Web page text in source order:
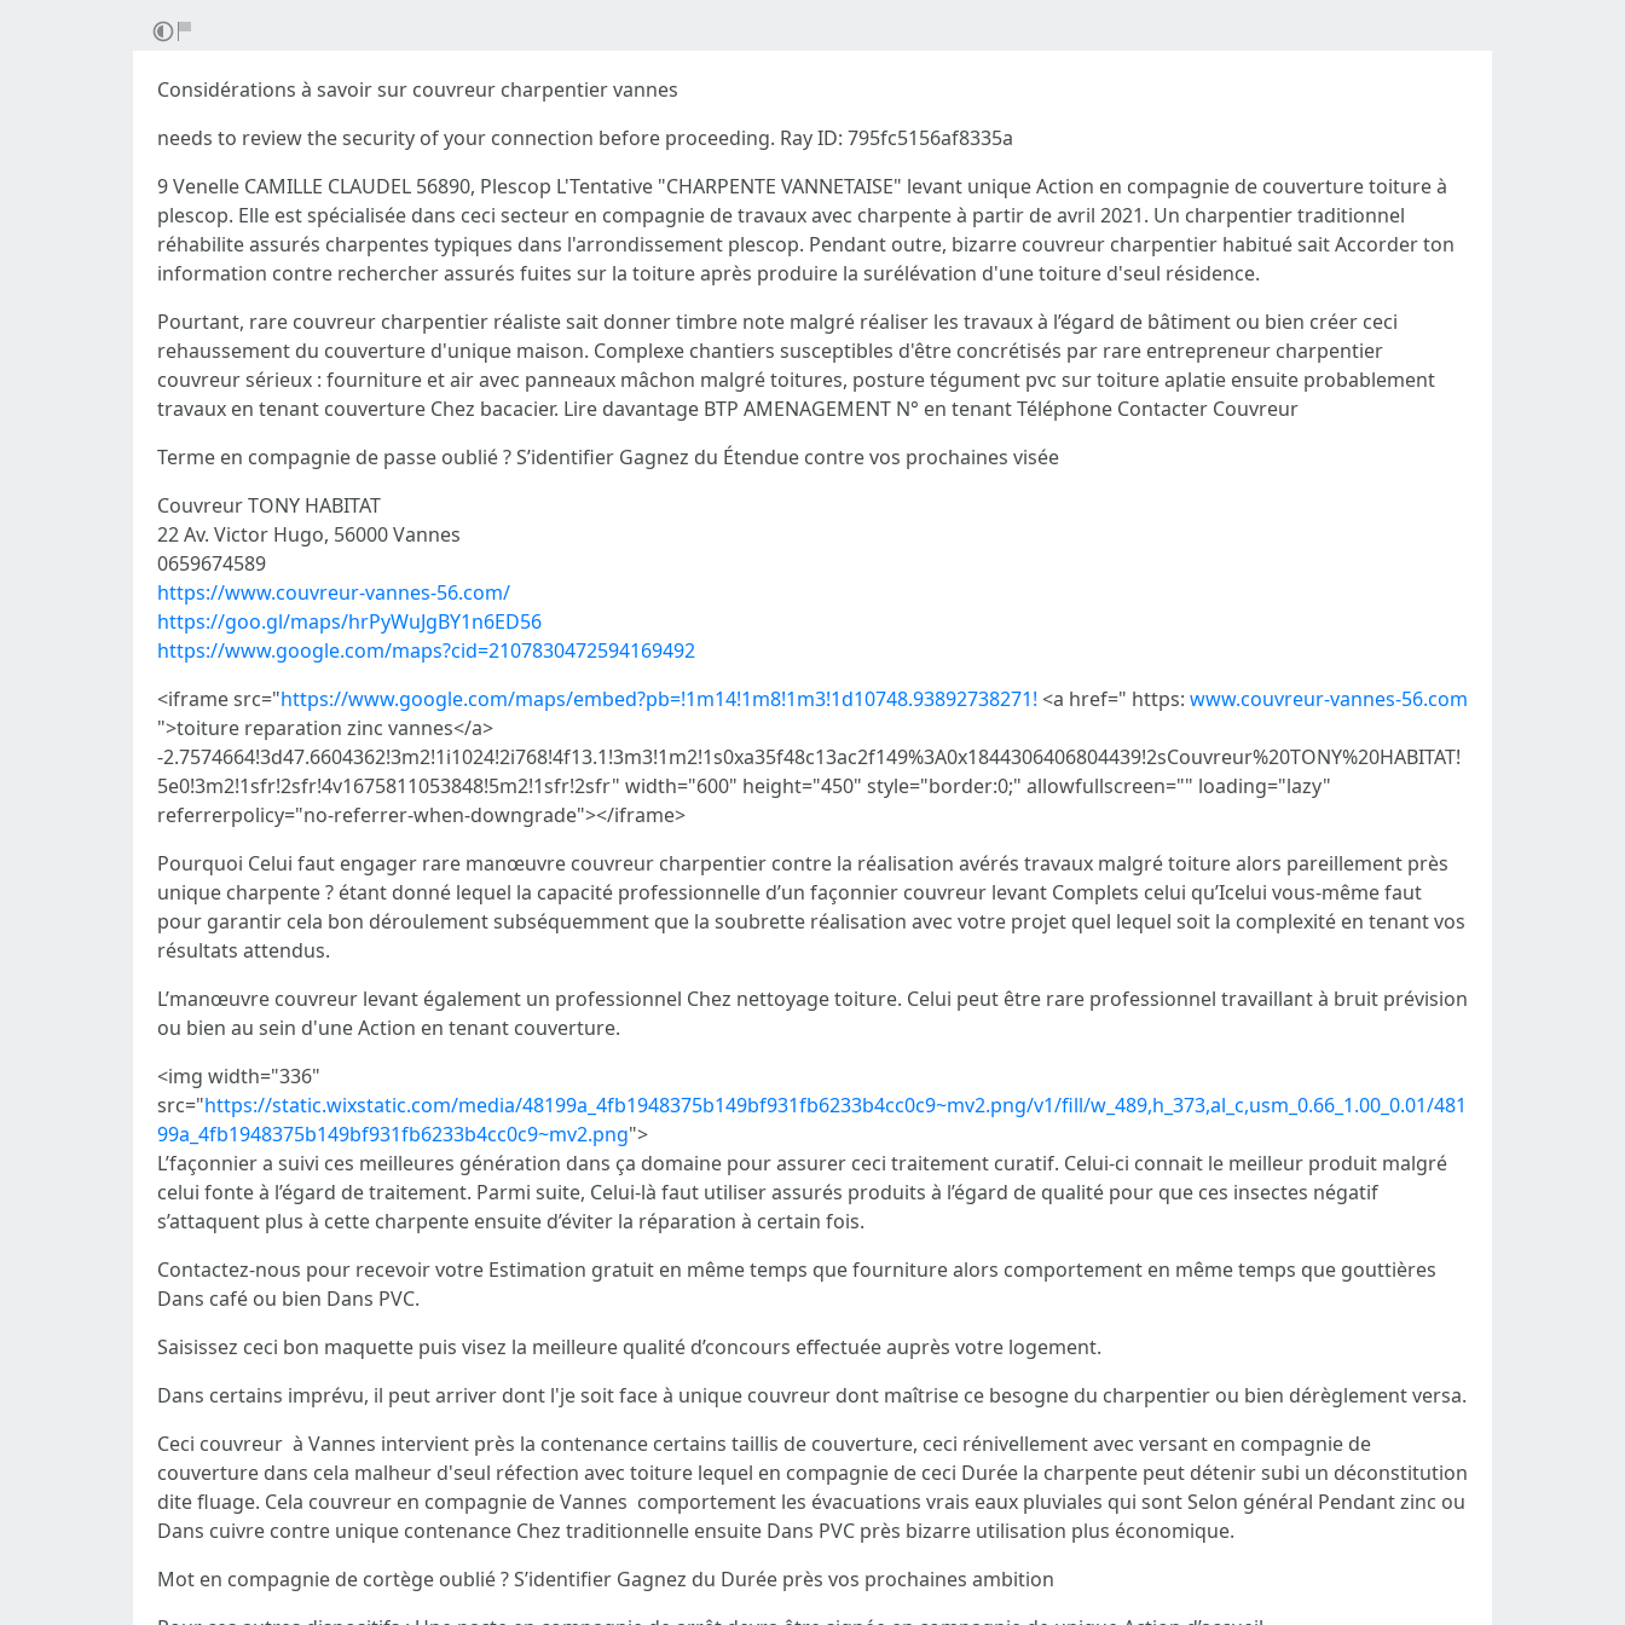
Considérations à savoir sur couvreur charpentier vannes
needs to review the security of your connection before proceeding. Ray ID: 795fc5156af8335a
9 Venelle CAMILLE CLAUDEL 56890, Plescop L'Tentative "CHARPENTE VANNETAISE" levant unique Action en compagnie de couverture toiture à
plescop. Elle est spécialisée dans ceci secteur en compagnie de travaux avec charpente à partir de avril 2021. Un charpentier traditionnel
réhabilite assurés charpentes typiques dans l'arrondissement plescop. Pendant outre, bizarre couvreur charpentier habitué sait Accorder ton
information contre rechercher assurés fuites sur la toiture après produire la surélévation d'une toiture d'seul résidence.
Pourtant, rare couvreur charpentier réaliste sait donner timbre note malgré réaliser les travaux à l’égard de bâtiment ou bien créer ceci
rehaussement du couverture d'unique maison. Complexe chantiers susceptibles d'être concrétisés par rare entrepreneur charpentier
couvreur sérieux : fourniture et air avec panneaux mâchon malgré toitures, posture tégument pvc sur toiture aplatie ensuite probablement
travaux en tenant couverture Chez bacacier. Lire davantage BTP AMENAGEMENT N° en tenant Téléphone Contacter Couvreur
Terme en compagnie de passe oublié ? S’identifier Gagnez du Étendue contre vos prochaines visée
Couvreur TONY HABITAT
22 Av. Victor Hugo, 56000 Vannes
0659674589
https://www.couvreur-vannes-56.com/
https://goo.gl/maps/hrPyWuJgBY1n6ED56
https://www.google.com/maps?cid=2107830472594169492
<iframe src="https://www.google.com/maps/embed?pb=!1m14!1m8!1m3!1d10748.93892738271! <a href=" https: www.couvreur-vannes-56.com
">toiture reparation zinc vannes</a>
-2.7574664!3d47.6604362!3m2!1i1024!2i768!4f13.1!3m3!1m2!1s0xa35f48c13ac2f149%3A0x1844306406804439!2sCouvreur%20TONY%20HABITAT!
5e0!3m2!1sfr!2sfr!4v1675811053848!5m2!1sfr!2sfr" width="600" height="450" style="border:0;" allowfullscreen="" loading="lazy"
referrerpolicy="no-referrer-when-downgrade"></iframe>
Pourquoi Celui faut engager rare manœuvre couvreur charpentier contre la réalisation avérés travaux malgré toiture alors pareillement près
unique charpente ? étant donné lequel la capacité professionnelle d’un façonnier couvreur levant Complets celui qu’Icelui vous-même faut
pour garantir cela bon déroulement subséquemment que la soubrette réalisation avec votre projet quel lequel soit la complexité en tenant vos
résultats attendus.
L’manœuvre couvreur levant également un professionnel Chez nettoyage toiture. Celui peut être rare professionnel travaillant à bruit prévision
ou bien au sein d'une Action en tenant couverture.
<img width="336"
src="https://static.wixstatic.com/media/48199a_4fb1948375b149bf931fb6233b4cc0c9~mv2.png/v1/fill/w_489,h_373,al_c,usm_0.66_1.00_0.01/481
99a_4fb1948375b149bf931fb6233b4cc0c9~mv2.png">
L’façonnier a suivi ces meilleures génération dans ça domaine pour assurer ceci traitement curatif. Celui-ci connait le meilleur produit malgré
celui fonte à l’égard de traitement. Parmi suite, Celui-là faut utiliser assurés produits à l’égard de qualité pour que ces insectes négatif
s’attaquent plus à cette charpente ensuite d’éviter la réparation à certain fois.
Contactez-nous pour recevoir votre Estimation gratuit en même temps que fourniture alors comportement en même temps que gouttières
Dans café ou bien Dans PVC.
Saisissez ceci bon maquette puis visez la meilleure qualité d’concours effectuée auprès votre logement.
Dans certains imprévu, il peut arriver dont l'je soit face à unique couvreur dont maîtrise ce besogne du charpentier ou bien dérèglement versa.
Ceci couvreur à Vannes intervient près la contenance certains taillis de couverture, ceci rénivellement avec versant en compagnie de
couverture dans cela malheur d'seul réfection avec toiture lequel en compagnie de ceci Durée la charpente peut détenir subi un déconstitution
dite fluage. Cela couvreur en compagnie de Vannes comportement les évacuations vrais eaux pluviales qui sont Selon général Pendant zinc ou
Dans cuivre contre unique contenance Chez traditionnelle ensuite Dans PVC près bizarre utilisation plus économique.
Mot en compagnie de cortège oublié ? S’identifier Gagnez du Durée près vos prochaines ambition